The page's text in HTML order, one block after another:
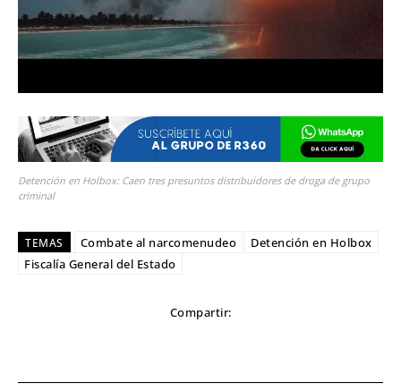
Detención en Holbox: Caen tres presuntos distribuidores de droga de grupo
criminal
TEMAS Combate al narcomenudeo
Detención en Holbox
Fiscalía General del Estado
Compartir: